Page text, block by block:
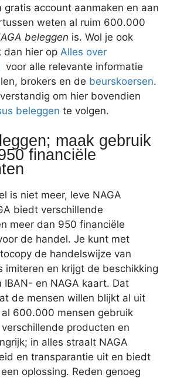
gratis account aanmaken en aan
weten al ruim 600.000
beleggen is. Wol je ook
dan hier op Alles over
voor alle relevante informatie
brokers en de beurskoersen.
om hier bovendien
beleggen te volgen.
maak gebruik
financiële
is niet meer, leve NAGA
biedt verschillende
meer dan 950 financiële
de handel. Je kunt met
de handelswijze van
imiteren en krijgt de beschikking
IBAN- en NAGA kaart. Dat
de mensen willen blijkt al uit
600.000 mensen gebruik
producten en
in alles straalt NAGA
en transparantie uit en biedt
oplossing. Reden genoeg